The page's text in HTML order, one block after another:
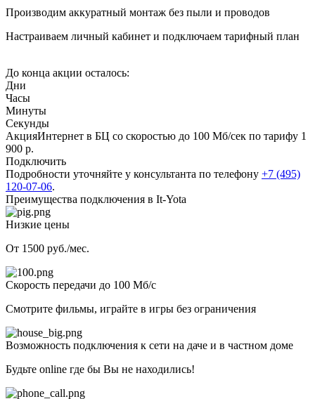
Производим аккуратный монтаж без пыли и проводов
Настраиваем личный кабинет и подключаем тарифный план
До конца акции осталось:
Дни
Часы
Минуты
Секунды
АкцияИнтернет в БЦ со скоростью до 100 Мб/сек по тарифу 1
900 р.
Подключить
Подробности уточняйте у консультанта по телефону +7 (495)
120-07-06.
Преимущества подключения в It-Yota
Низкие цены
От 1500 руб./мес.
Скорость передачи до 100 Мб/с
Смотрите фильмы, играйте в игры без ограничения
Возможность подключения к сети на даче и в частном доме
Будьте online где бы Вы не находились!